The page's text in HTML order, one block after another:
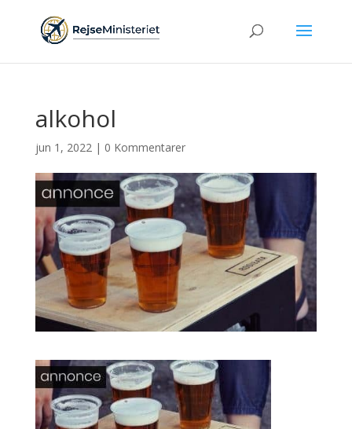
alkohol
jun 1, 2022| 0 Kommentarer